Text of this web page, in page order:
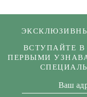
ВСТУПАЙТЕ В
ПЕРВЫМИ